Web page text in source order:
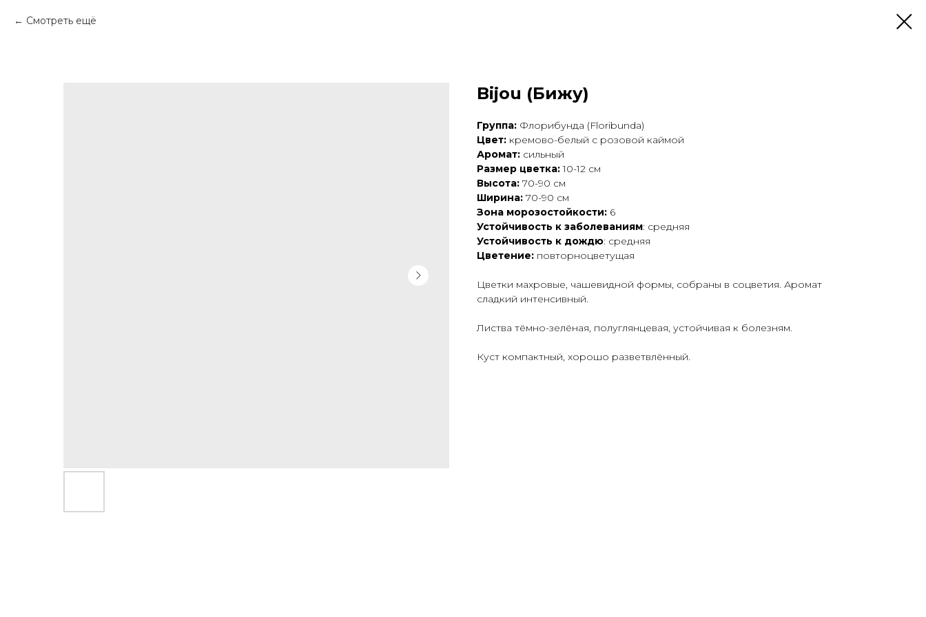
Смотреть ещё
Bijou (Бижу)
Группа: Флорибунда (Floribunda)
Цвет: кремово-белый с розовой каймой
Аромат: сильный
Размер цветка:10-12 см
Высота: 70-90 см
Ширина: 70-90 см
Зона морозостойкости: 6
Устойчивость к заболеваниям: средняя
Устойчивость к дождю: средняя
Цветение: повторноцветущая
Цветки махровые, чашевидной формы, собраны в соцветия. Аромат
сладкий интенсивный.
Листва тёмно-зелёная, полуглянцевая, устойчивая к болезням.
Куст компактный, хорошо разветвлённый.